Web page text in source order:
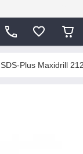
Plus Maxidrill